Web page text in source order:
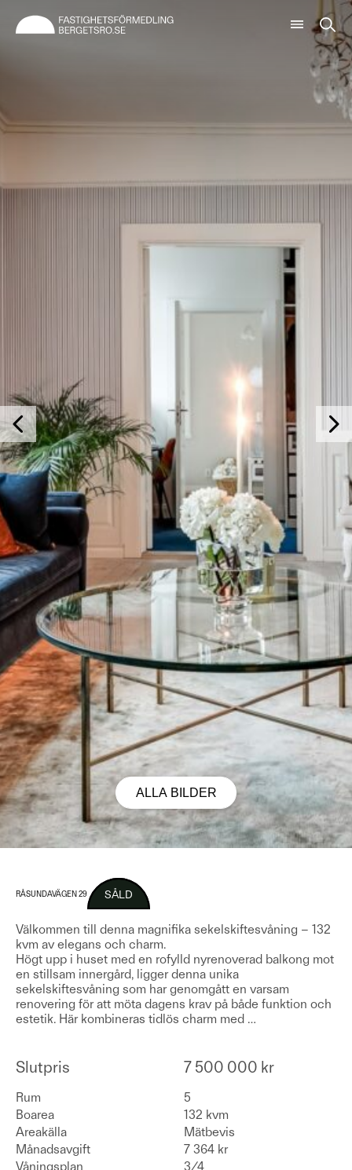
ALLA BILDER
RÅSUNDAVÄGEN 29 SÅLD
Välkommen till denna magnifika sekelskiftesvåning – 132
kvm av elegans och charm.
Högt upp i huset med en rofylld nyrenoverad balkong mot
en stillsam innergård, ligger denna unika
sekelskiftesvåning som har genomgått en varsam
renovering för att möta dagens krav på både funktion och
estetik. Här kombineras tidlös charm med …
Slutpris 7 500 000 kr
Rum
5
Boarea
132 kvm
Areakälla
Mätbevis
Månadsavgift
7 364 kr
Våningsplan
3/4